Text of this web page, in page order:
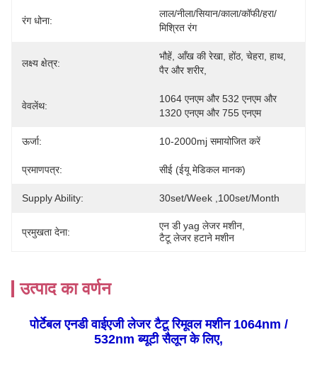
रंग धोना:
लाल/नीला/सियान/काला/कॉफी/हरा/
मिश्रित रंग
लक्ष्य क्षेत्र:
भौहें, आँख की रेखा, होंठ, चेहरा, हाथ,
पैर और शरीर,
वेवलेंथ:
1064 एनएम और 532 एनएम और
1320 एनएम और 755 एनएम
ऊर्जा: 10-2000mj समायोजित करें
प्रमाणपत्र: सीई (ईयू मेडिकल मानक)
Supply Ability: 30set/week ,100set/Month
प्रमुखता देना:
एन डी yag लेजर मशीन
टैटू लेजर हटाने मशीन
उत्पाद का वर्णन
पोर्टेबल एनडी वाईएजी लेजर टैटू रिमूवल मशीन 1064nm /
532nm ब्यूटी सैलून के लिए,